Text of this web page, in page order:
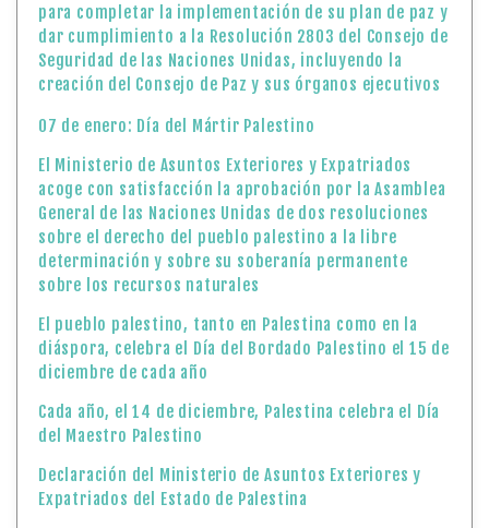
para completar la implementación de su plan de paz y
dar cumplimiento a la Resolución 2803 del Consejo de
Seguridad de las Naciones Unidas, incluyendo la
creación del Consejo de Paz y sus órganos ejecutivos
07 de enero: Día del Mártir Palestino
El Ministerio de Asuntos Exteriores y Expatriados
acoge con satisfacción la aprobación por la Asamblea
General de las Naciones Unidas de dos resoluciones
sobre el derecho del pueblo palestino a la libre
determinación y sobre su soberanía permanente
sobre los recursos naturales
El pueblo palestino, tanto en Palestina como en la
diáspora, celebra el Día del Bordado Palestino el 15 de
diciembre de cada año
Cada año, el 14 de diciembre, Palestina celebra el Día
del Maestro Palestino
Declaración del Ministerio de Asuntos Exteriores y
Expatriados del Estado de Palestina